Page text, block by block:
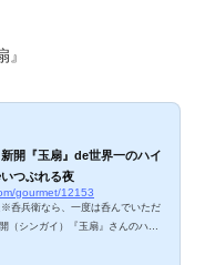
新開『玉扇』de世界一のハイ
つぶれる夜
gourmet/12153
呑兵衛なら、一度は呑んでいただ
（シンガイ）『玉扇』さんのハイ